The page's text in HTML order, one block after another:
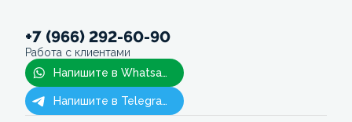
+7 (966) 292-60-90
Работа с клиентами
Напишите в Whatsapp
Напишите в Telegram